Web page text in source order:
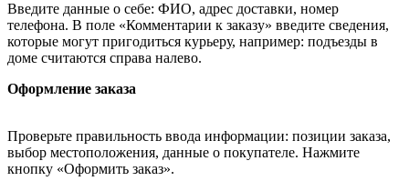
Введите данные о себе: ФИО, адрес доставки, номер
телефона. В поле «Комментарии к заказу» введите сведения,
которые могут пригодиться курьеру, например: подъезды в
доме считаются справа налево.
Оформление заказа
Проверьте правильность ввода информации: позиции заказа,
выбор местоположения, данные о покупателе. Нажмите
кнопку «Оформить заказ».